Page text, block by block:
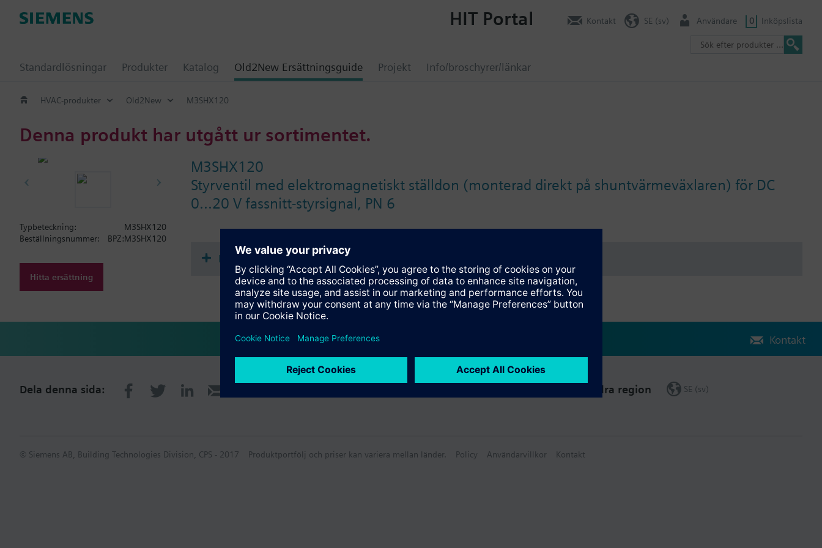
Standardlösningar Produkter Katalog Old2New Ersättningsguide Projekt Info/broschyrer/länkar
HIT Portal Kontakt SE (sv) Användare 0 Inköpslista
HVAC-produkter Old2New M3SHX120
Denna produkt har utgått ur sortimentet.
M3SHX120
Styrventil med elektromagnetiskt ställdon (monterad direkt på shuntvärmeväxlaren) för DC
0...20 V fassnitt-styrsignal, PN 6
Typbeteckning:
M3SHX120
Beställningsnummer:
BPZ:M3SHX120
Hitta ersättning
Dokumentation
Kontakt
Dela denna sida: Ändra region SE (sv)
© Siemens AB, Building Technologies Division, CPS - 2017 Produktportfölj och priser kan variera mellan länder. Policy Användarvillkor Kontakt